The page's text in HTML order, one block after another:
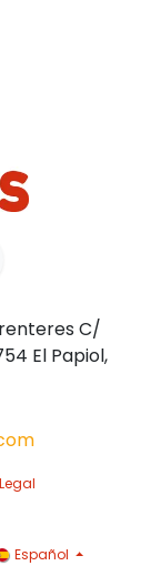
C/
El Papiol,
Español